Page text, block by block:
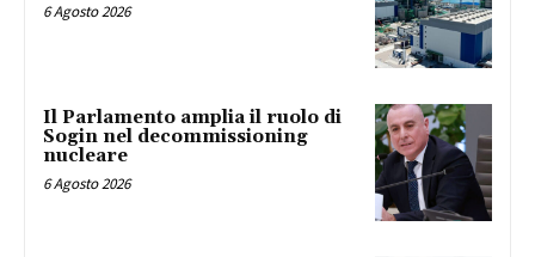
6 Agosto 2026
Il Parlamento amplia il ruolo di
Sogin nel decommissioning
nucleare
6 Agosto 2026